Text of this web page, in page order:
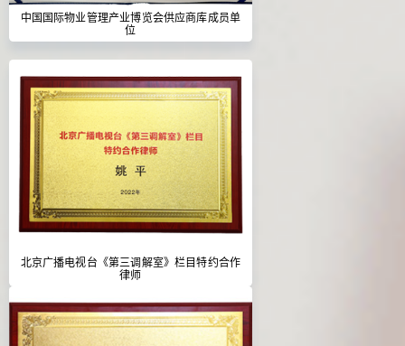
中国国际物业管理产业博览会供应商库成员单
位
北京广播电视台《第三调解室》栏目特约合作
律师